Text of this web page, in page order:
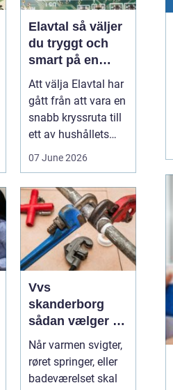
Elavtal så väljer
du tryggt och
smart på en
rörlig elmarknad
Att välja Elavtal har
gått från att vara en
snabb kryssruta till
ett av hushållets
07 June 2026
Vvs
skanderborg
sådan vælger du
den rigtige
installatør
Når varmen svigter,
røret springer, eller
badeværelset skal